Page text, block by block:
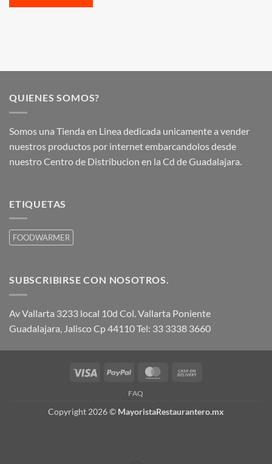
QUIENES SOMOS?
Somos una Tienda en Linea dedicada unicamente a vender
nuestros productos por internet embarcandolos desde
nuestro Centro de Distribucion en la Cd de Guadalajara.
ETIQUETAS
FOODWARMER
SUBSCRIBIRSE CON NOSOTROS.
Av Vallarta 3233 local 10d Col. Vallarta Poniente
Guadalajara, Jalisco Cp 44110 Tel: 33 3338 3660
Visa PayPal MasterCard
FAQ
Copyright 2026 © MayoristaRestaurantero.mx